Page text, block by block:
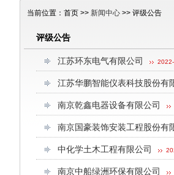
当前位置：首页 >> 新闻中心 >> 评级公告
评级公告
江苏环东电气有限公司
江苏华鹏智能仪表科技股份有
南京乾鑫电器设备有限公司
南京国豪装饰安装工程股份有
中化学土木工程有限公司
南京中船绿洲环保有限公司